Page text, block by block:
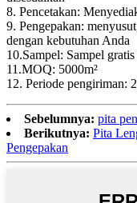
8. Pencetakan:
9. Pengepakan:
dengan kebutuhan Anda
10.Sampel: Sampel gratis
11.MOQ: 5000m²
12. Periode pengiriman:
Sebelumnya: pita
Berikutnya: Pita
Pengepakan